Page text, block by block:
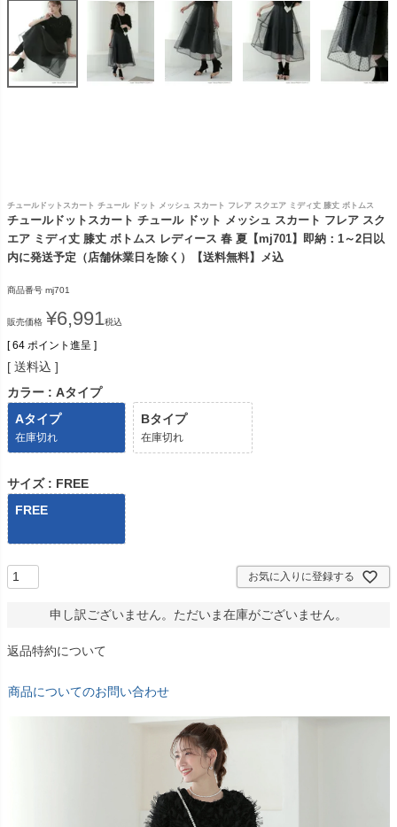
チュールドットスカート チュール ドット メッシュ スカート フレア スクエア ミディ丈 膝丈 ボトムス
チュールドットスカート チュール ドット メッシュ スカート フレア スク
エア ミディ丈 膝丈 ボトムス レディース 春 夏【mj701】即納：1～2日以
内に発送予定（店舗休業日を除く）【送料無料】メ込
商品番号 mj701
販売価格 ¥6,991税込
[ 64 ポイント進呈 ]
送料込
カラー
Aタイプ
Aタイプ
在庫切れ
Bタイプ
在庫切れ
サイズ
FREE
FREE
お気に入りに登録する
申し訳ございません。ただいま在庫がございません。
返品特約について
商品についてのお問い合わせ